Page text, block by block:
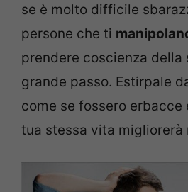
se è molto difficile
persone che ti
prendere coscienza della
grande passo. Estirpale
come se fossero erbacce
tua stessa vita migliorerà